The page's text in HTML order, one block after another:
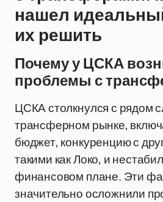
нашел
их решить
Почему у ЦСКА
проблемы с
ЦСКА столкнулся с рядом
трансферном рынке,
бюджет, конкуренцию с
такими как Локо, и
финансовом плане. Эти
значительно осложнили